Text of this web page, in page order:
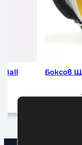
Ball
Боксов